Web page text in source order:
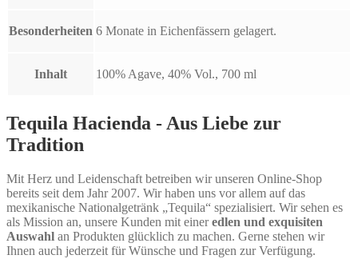
Besonderheiten 6 Monate in Eichenfässern gelagert.
Inhalt 100% Agave, 40% Vol., 700 ml
Tequila Hacienda - Aus Liebe zur
Tradition
Mit Herz und Leidenschaft betreiben wir unseren Online-Shop
bereits seit dem Jahr 2007. Wir haben uns vor allem auf das
mexikanische Nationalgetränk „Tequila“ spezialisiert. Wir sehen es
als Mission an, unsere Kunden mit eineredlen und exquisiten
Auswahl an Produkten glücklich zu machen. Gerne stehen wir
Ihnen auch jederzeit für Wünsche und Fragen zur Verfügung.